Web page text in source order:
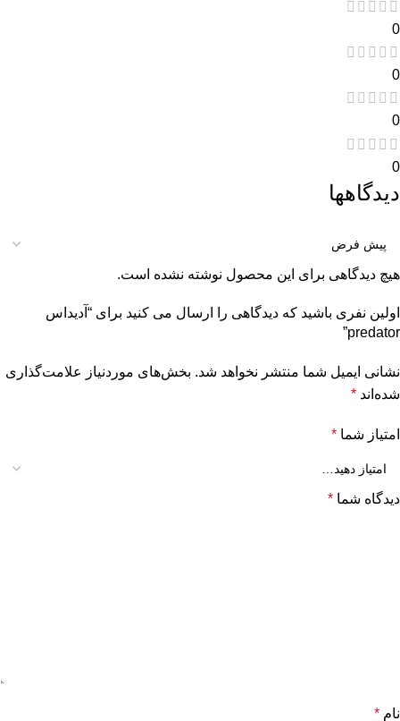
0
0
0
0
دیدگاهها
هیچ دیدگاهی برای این محصول نوشته نشده است.
اولین نفری باشید که دیدگاهی را ارسال می کنید برای “آدیداس
predator”
نشانی ایمیل شما منتشر نخواهد شد. بخش‌های موردنیاز علامت‌گذاری
شده‌اند *
امتیاز شما *
دیدگاه شما *
نام *